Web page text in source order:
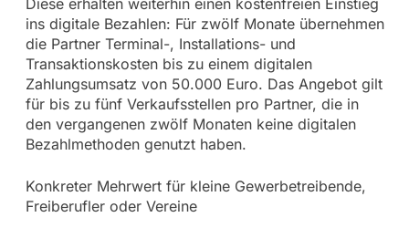
Diese erhalten weiterhin einen kostenfreien Einstieg
ins digitale Bezahlen: Für zwölf Monate übernehmen
die Partner Terminal-, Installations- und
Transaktionskosten bis zu einem digitalen
Zahlungsumsatz von 50.000 Euro. Das Angebot gilt
für bis zu fünf Verkaufsstellen pro Partner, die in
den vergangenen zwölf Monaten keine digitalen
Bezahlmethoden genutzt haben.
Konkreter Mehrwert für kleine Gewerbetreibende,
Freiberufler oder Vereine